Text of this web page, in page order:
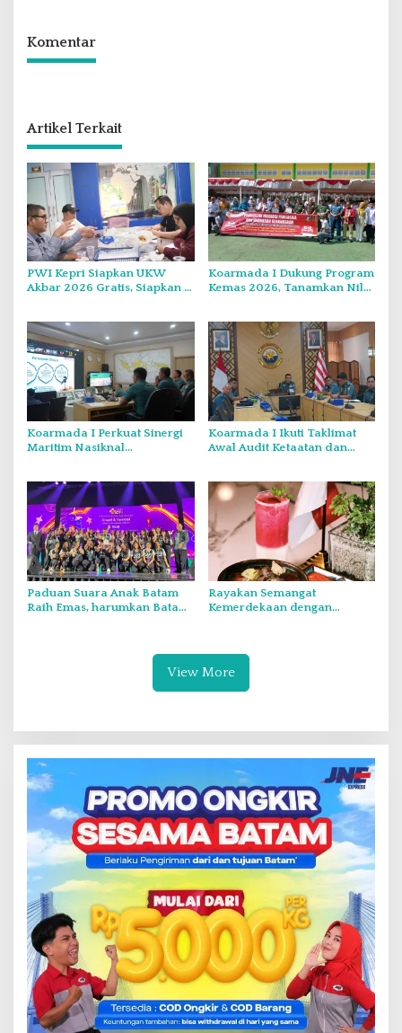
Komentar
Artikel Terkait
PWI Kepri Siapkan UKW
Akbar 2026 Gratis, Siapkan 6
Koarmada I Dukung Program
Kemas 2026, Tanamkan Nilai
Koarmada I Perkuat Sinergi
Maritim Nasiknal
Laut Natuna Utara
Koarmada I Ikuti Taklimat
Awal Audit Ketaatan dan
Paduan Suara Anak Batam
Raih Emas, harumkan Batam
Rayakan Semangat
Kemerdekaan dengan
View More